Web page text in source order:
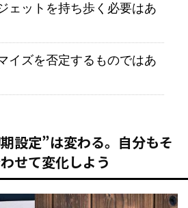
ェットを持ち歩く必要はあ
イズを否定するものではあ
設定”は変わる。自分もそ
せて変化しよう